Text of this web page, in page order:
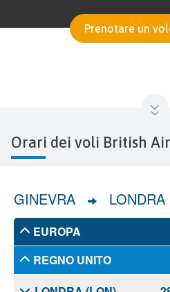
Prenotare un
Orari dei voli British